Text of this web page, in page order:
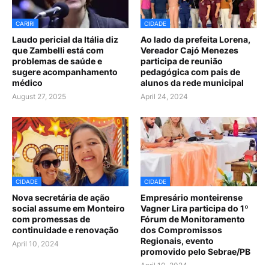
CARIRI
Laudo pericial da Itália diz
que Zambelli está com
problemas de saúde e
sugere acompanhamento
médico
August 27, 2025
CIDADE
Ao lado da prefeita Lorena,
Vereador Cajó Menezes
participa de reunião
pedagógica com pais de
alunos da rede municipal
April 24, 2024
CIDADE
Nova secretária de ação
social assume em Monteiro
com promessas de
continuidade e renovação
April 10, 2024
CIDADE
Empresário monteirense
Vagner Lira participa do 1º
Fórum de Monitoramento
dos Compromissos
Regionais, evento
promovido pelo Sebrae/PB